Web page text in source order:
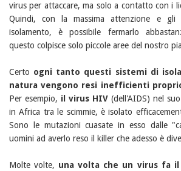
virus per attaccare, ma solo a contatto con i
Quindi, con la massima attenzione e gli
isolamento, è possibile fermarlo
questo colpisce solo piccole aree del nostro
Certo ogni tanto questi sistemi di
natura vengono resi inefficienti
Per esempio, il virus HIV (dell'AIDS) nel
in Africa tra le scimmie, è isolato
Sono le mutazioni cuasate in esso dalle
uomini ad averlo reso il killer che adesso è
Molte volte, una volta che un virus fa